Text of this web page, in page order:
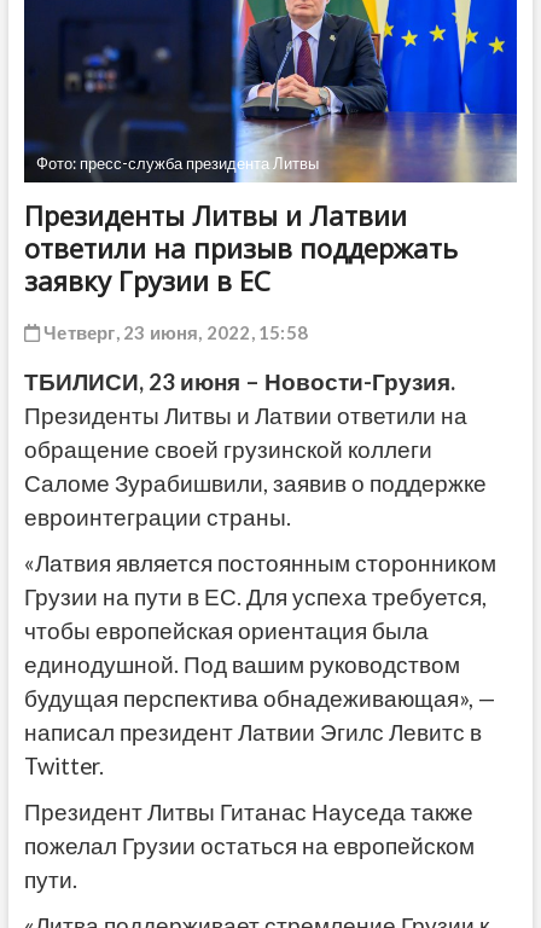
Фото: пресс-служба президента Литвы
Президенты Литвы и Латвии
ответили на призыв поддержать
заявку Грузии в ЕС
Четверг, 23 июня, 2022, 15:58
ТБИЛИСИ, 23 июня – Новости-Грузия.
Президенты Литвы и Латвии ответили на
обращение своей грузинской коллеги
Саломе Зурабишвили, заявив о поддержке
евроинтеграции страны.
«Латвия является постоянным сторонником
Грузии на пути в ЕС. Для успеха требуется,
чтобы европейская ориентация была
единодушной. Под вашим руководством
будущая перспектива обнадеживающая», —
написал президент Латвии Эгилс Левитс в
Twitter.
Президент Литвы Гитанас Науседа также
пожелал Грузии остаться на европейском
пути.